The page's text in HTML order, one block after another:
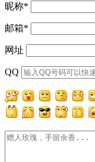
昵称*
邮箱*
网址
QQ